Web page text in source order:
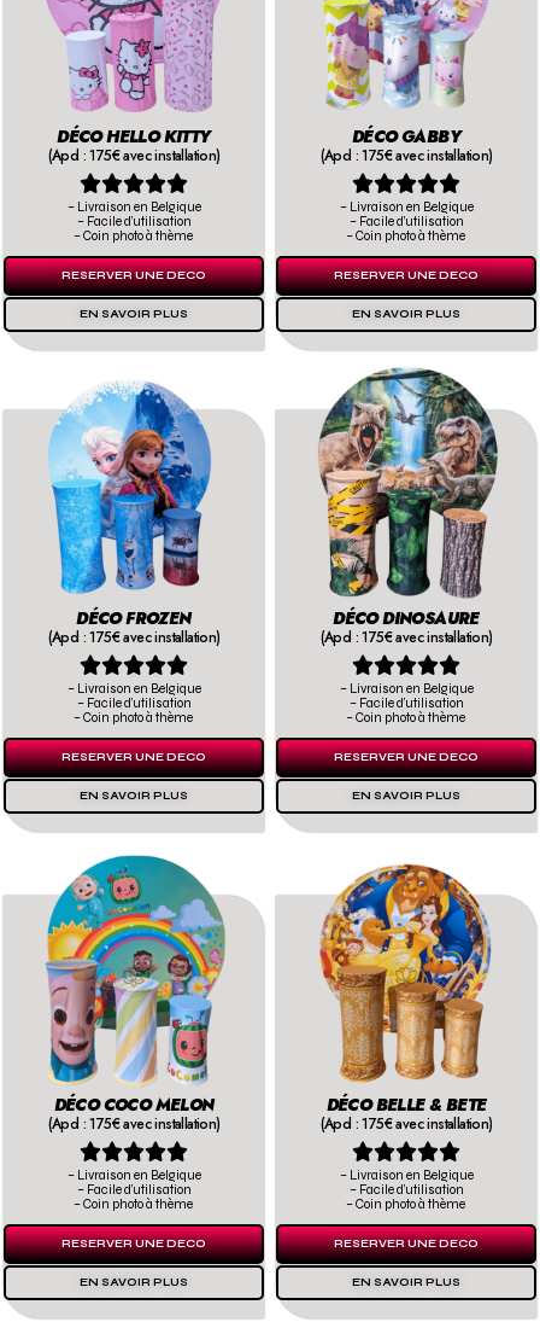
DÉCO HELLO KITTY
(Apd : 175€ avec installation)

– Livraison en Belgique
– Facile d’utilisation
– Coin photo à thème
RESERVER UNE DECO
EN SAVOIR PLUS
DÉCO GABBY
(Apd : 175€ avec installation)

– Livraison en Belgique
– Facile d’utilisation
– Coin photo à thème
RESERVER UNE DECO
EN SAVOIR PLUS
DÉCO FROZEN
(Apd : 175€ avec installation)

– Livraison en Belgique
– Facile d’utilisation
– Coin photo à thème
RESERVER UNE DECO
EN SAVOIR PLUS
DÉCO DINOSAURE
(Apd : 175€ avec installation)

– Livraison en Belgique
– Facile d’utilisation
– Coin photo à thème
RESERVER UNE DECO
EN SAVOIR PLUS
DÉCO COCO MELON
(Apd : 175€ avec installation)

– Livraison en Belgique
– Facile d’utilisation
– Coin photo à thème
RESERVER UNE DECO
EN SAVOIR PLUS
DÉCO BELLE & BETE
(Apd : 175€ avec installation)

– Livraison en Belgique
– Facile d’utilisation
– Coin photo à thème
RESERVER UNE DECO
EN SAVOIR PLUS